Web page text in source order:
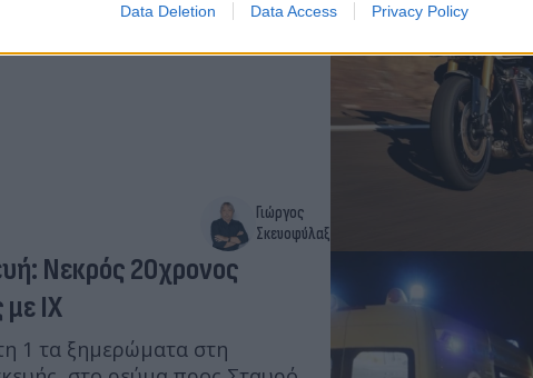
Data Deletion Data Access Privacy Policy
όλες τις καλοκαιρινές
μοτοσυκλέτα.
Γιώργος
Σκευοφύλαξ
Νεκρός 20χρονος
ΙΧ
1 τα ξημερώματα στη